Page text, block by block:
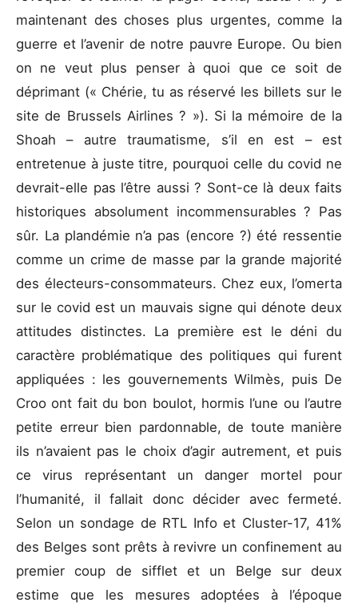
maintenant des choses plus urgentes, comme la
guerre et l’avenir de notre pauvre Europe. Ou bien
on ne veut plus penser à quoi que ce soit de
déprimant (« Chérie, tu as réservé les billets sur le
site de Brussels Airlines ? »). Si la mémoire de la
Shoah – autre traumatisme, s’il en est – est
entretenue à juste titre, pourquoi celle du covid ne
devrait-elle pas l’être aussi ? Sont-ce là deux faits
historiques absolument incommensurables ? Pas
sûr. La plandémie n’a pas (encore ?) été ressentie
comme un crime de masse par la grande majorité
des électeurs-consommateurs. Chez eux, l’omerta
sur le covid est un mauvais signe qui dénote deux
attitudes distinctes. La première est le déni du
caractère problématique des politiques qui furent
appliquées : les gouvernements Wilmès, puis De
Croo ont fait du bon boulot, hormis l’une ou l’autre
petite erreur bien pardonnable, de toute manière
ils n’avaient pas le choix d’agir autrement, et puis
ce virus représentant un danger mortel pour
l’humanité, il fallait donc décider avec fermeté.
Selon un sondage de RTL Info et Cluster-17, 41%
des Belges sont prêts à revivre un confinement au
premier coup de sifflet et un Belge sur deux
estime que les mesures adoptées à l’époque